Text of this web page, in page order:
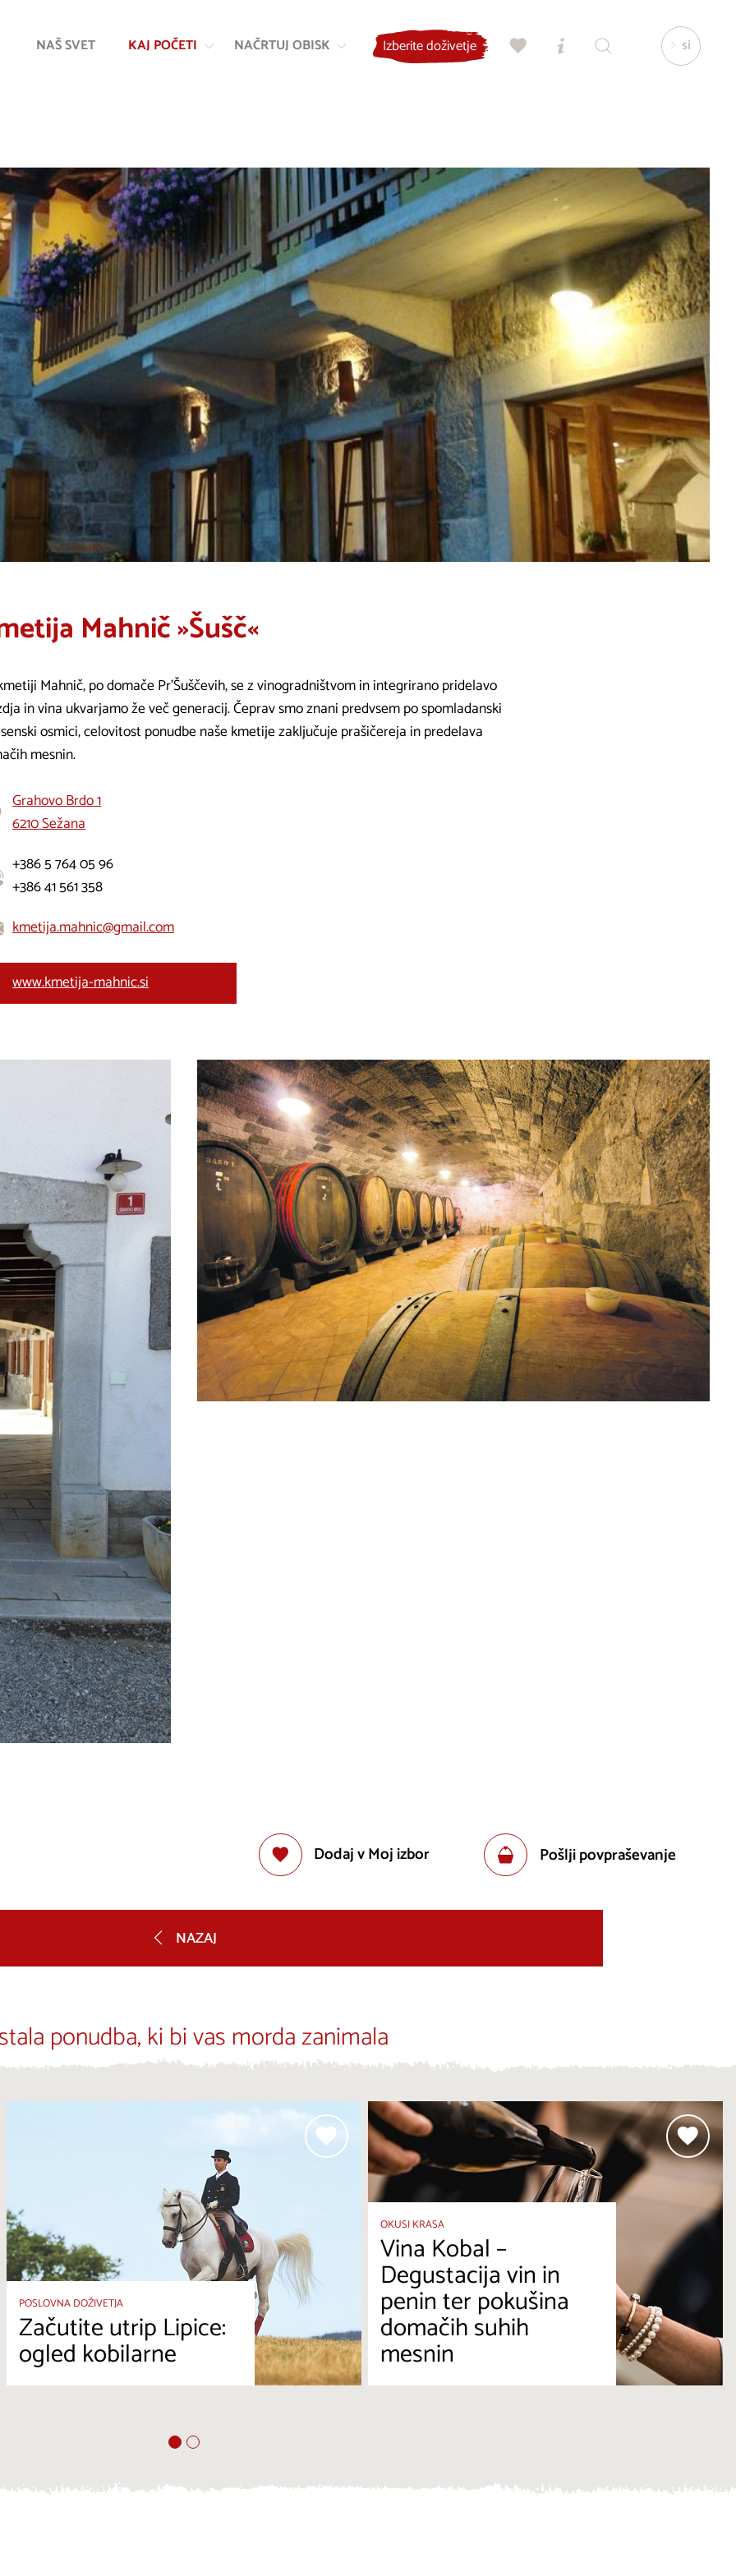
vsebino
NAŠ SVET KAJ POČETI NAČRTUJ OBISK Izberite doživetje si
Mahnič »Šušč«
Mahnič, po domače Pr'Šuščevih, se z vinogradništvom in integrirano pridelavo
in vina ukvarjamo že več generacij. Čeprav smo znani predvsem po spomladanski
osmici, celovitost ponudbe naše kmetije zaključuje prašičereja in predelava
mesnin.
Grahovo Brdo 1
6210 Sežana
+386 5 764 05 96
+386 41 561 358
kmetija.mahnic@gmail.com
www.kmetija-mahnic.si
Dodaj v Moj izbor Pošlji povpraševanje
NAZAJ
ponudba, ki bi vas morda zanimala
POSLOVNA DOŽIVETJA
Začutite utrip Lipice:
ogled kobilarne
OKUSI KRASA
Vina Kobal –
Degustacija vin in
penin ter pokušina
domačih suhih
mesnin